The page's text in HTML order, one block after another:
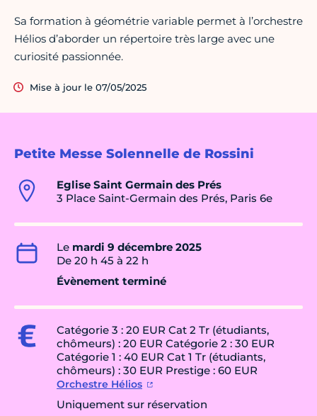
Petite Messe Solennelle de Rossini
Eglise Saint Germain des Prés
3 Place Saint-Germain des Prés, Paris 6e
Le mardi 9 décembre 2025
De 20 h 45 à 22 h
Évènement terminé
Catégorie 3 : 20 EUR Cat 2 Tr (étudiants,
chômeurs) : 20 EUR Catégorie 2 : 30 EUR
Catégorie 1 : 40 EUR Cat 1 Tr (étudiants,
chômeurs) : 30 EUR Prestige : 60 EUR
Orchestre Hélios
Uniquement sur réservation
Sa formation à géométrie variable permet à l’orchestre
Hélios d’aborder un répertoire très large avec une
curiosité passionnée.
Mise à jour le 07/05/2025